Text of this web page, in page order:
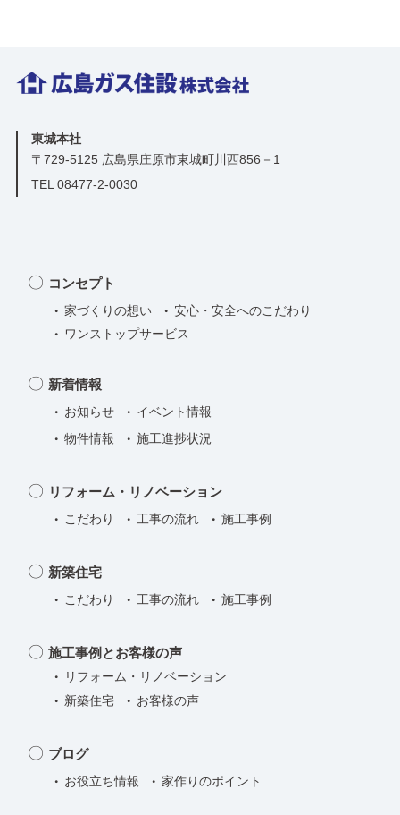
ん
つ
の
ア
へ
ク！
東城本社
〒729-5125 広島県庄原市東城町川西856－1
TEL 08477-2-0030
コンセプト
家づくりの想い
安心・安全へのこだわり
ワンストップサービス
新着情報
お知らせ
イベント情報
物件情報
施工進捗状況
リフォーム・リノベーション
こだわり 工事の流れ 施工事例
新築住宅
こだわり 工事の流れ 施工事例
施工事例とお客様の声
リフォーム・リノベーション
新築住宅
お客様の声
ブログ
お役立ち情報 家作りのポイント